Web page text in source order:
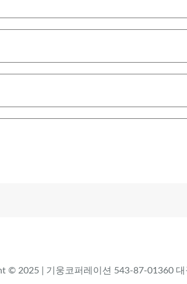
© 2025 | 기웅코퍼레이션 543-87-01360